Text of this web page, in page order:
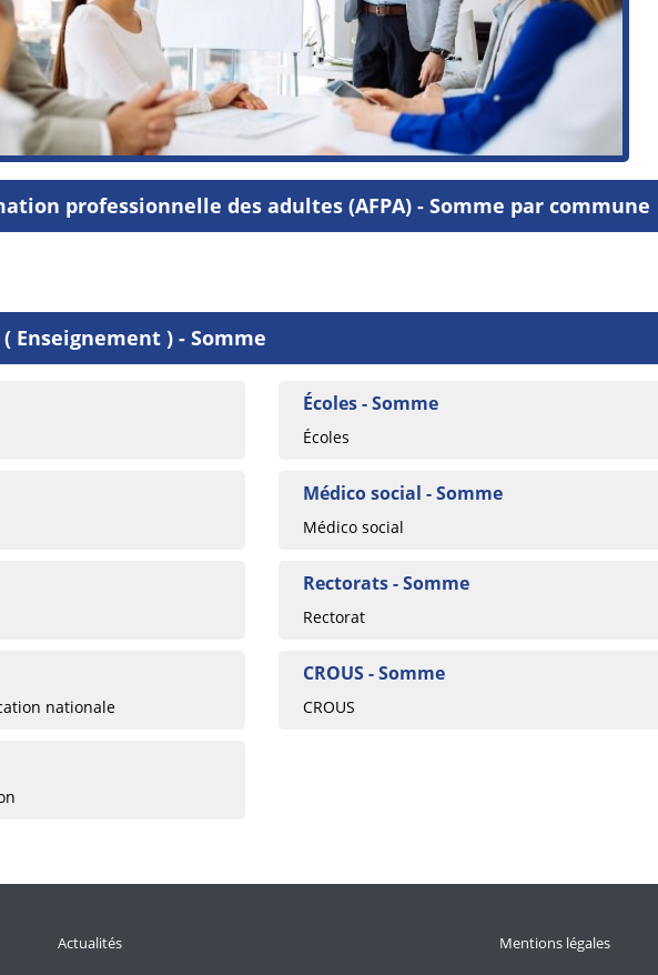
professionnelle des adultes (AFPA) - Somme par commune
Enseignement ) - Somme
Écoles - Somme
Écoles
Médico social - Somme
Médico social
Rectorats - Somme
Rectorat
nationale
CROUS - Somme
CROUS
Actualités Mentions légales